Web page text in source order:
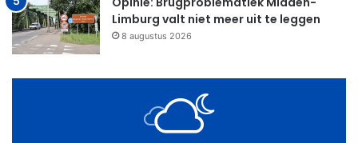
Limburg valt niet meer uit te leggen
8 augustus 2026